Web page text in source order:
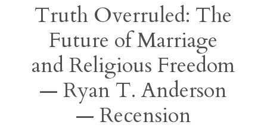
Truth Overruled: The
Future of Marriage
and Religious Freedom
— Ryan T. Anderson
— Recension